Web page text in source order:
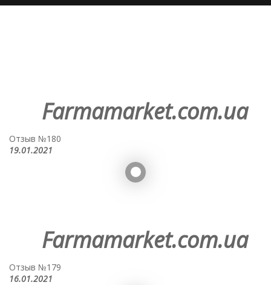
Farmamarket.com.ua
Отзыв №180
19.01.2021
Farmamarket.com.ua
Отзыв №179
16.01.2021